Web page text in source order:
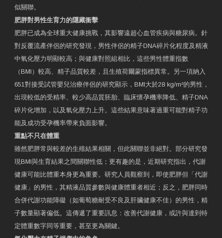
似關聯。
肥胖對男性生育力的隱藏衝擊
肥胖已成為全球重大健康挑戰，其影響遠超心血管疾病與糖尿病。針
對反覆流產伴侶的研究發現，男性伴侶的精子DNA碎片化程度及精液
中氧化壓力明顯較高；與健康對照組相比，這些男性體重指數
（BMI）較高、精子品質較差，且生殖荷爾蒙指標異常。另一項納入
651對接受試管嬰兒治療伴侶的研究顯示，BMI大於28 kg/m²的男性，
出現較低的受精率、較少高品質胚胎、臨床懷孕機率降低、精子DNA
碎片化增加，以及氧化壓力上升。這些結果意味著過重可能對精子功
能及成功受孕機率帶來負面影響。
重點不只在體重
雖然肥胖常與較差的生殖結果相關，但此關聯並非絕對。部分研究發
現BMI與生育結果之間關聯性低；更有趣的是，近期研究指出，代謝
健康可能比體重本身更為重要。研究人員觀察到，即使肥胖但「代謝
健康」的男性，其精液品質參數與健康體重者相近；反之，肥胖同時
合併代謝功能障礙（如葡萄糖耐受不良及肝臟健康不佳）的男性，精
子數量顯著偏低。這傳遞了重要訊息：改善代謝健康，或許與達到特
定體重數字同等重要，甚至更為關鍵。